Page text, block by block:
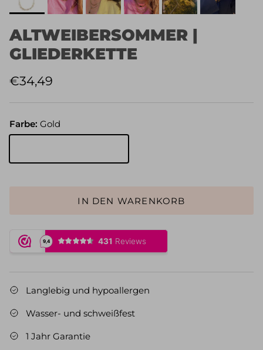
ALTWEIBERSOMMER |
GLIEDERKETTE
Normaler Preis
€34,49
Farbe: Gold
IN DEN WARENKORB
Langlebig und hypoallergen
Wasser- und schweißfest
1 Jahr Garantie